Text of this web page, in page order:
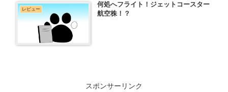
レビュー
何処へフライト！ジェットコースター
航空株！？
スポンサーリンク